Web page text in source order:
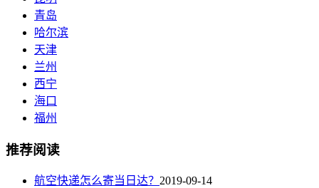
青岛
哈尔滨
天津
兰州
西宁
海口
福州
推荐阅读
航空快递怎么寄当日达？ 2019-09-14